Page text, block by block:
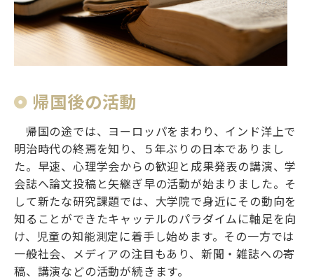
帰国後の活動
帰国の途では、ヨーロッパをまわり、インド洋上で
明治時代の終焉を知り、５年ぶりの日本でありまし
た。早速、心理学会からの歓迎と成果発表の講演、学
会誌へ論文投稿と矢継ぎ早の活動が始まりました。そ
して新たな研究課題では、大学院で身近にその動向を
知ることができたキャッテルのパラダイムに軸足を向
け、児童の知能測定に着手し始めます。その一方では
一般社会、メディアの注目もあり、新聞・雑誌への寄
稿、講演などの活動が続きます。